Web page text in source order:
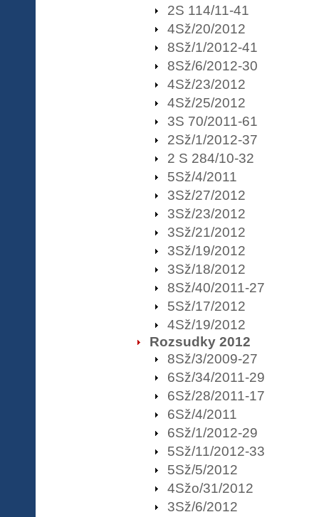
2S 114/11-41
4Sž/20/2012
8Sž/1/2012-41
8Sž/6/2012-30
4Sž/23/2012
4Sž/25/2012
3S 70/2011-61
2Sž/1/2012-37
2 S 284/10-32
5Sž/4/2011
3Sž/27/2012
3Sž/23/2012
3Sž/21/2012
3Sž/19/2012
3Sž/18/2012
8Sž/40/2011-27
5Sž/17/2012
4Sž/19/2012
Rozsudky 2012
8Sž/3/2009-27
6Sž/34/2011-29
6Sž/28/2011-17
6Sž/4/2011
6Sž/1/2012-29
5Sž/11/2012-33
5Sž/5/2012
4Sžo/31/2012
3Sž/6/2012